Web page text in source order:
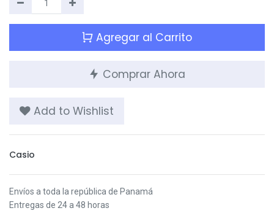
Agregar al Carrito
Comprar Ahora
Add to Wishlist
Casio
Envíos a toda la república de Panamá
Entregas de 24 a 48 horas